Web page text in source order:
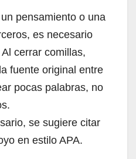
pensamiento o una
es necesario
cerrar comillas,
fuente original entre
pocas palabras, no
se sugiere citar
en estilo APA.